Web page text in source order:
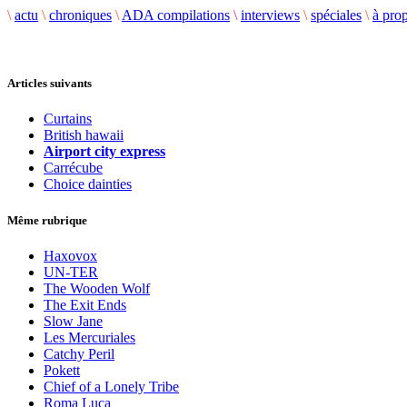
\ actu \ chroniques \ ADA compilations \ interviews \ spéciales \ à
Articles suivants
Curtains
British hawaii
Airport city express
Carrécube
Choice dainties
Même rubrique
Haxovox
UN-TER
The Wooden Wolf
The Exit Ends
Slow Jane
Les Mercuriales
Catchy Peril
Pokett
Chief of a Lonely Tribe
Roma Luca